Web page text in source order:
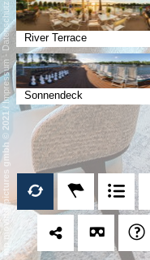
River Terrace
Sonnendeck
mp moving-pictures gmbh © 2021
/
Impressum
-
Datenschutz